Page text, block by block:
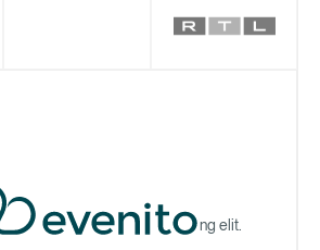
sit amet, consectetur adipiscing elit.